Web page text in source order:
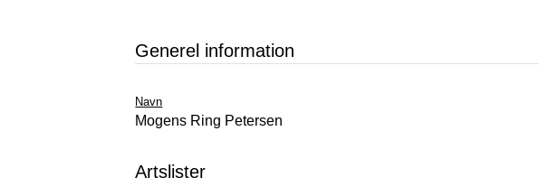
Generel information
Navn
Mogens Ring Petersen
Artslister